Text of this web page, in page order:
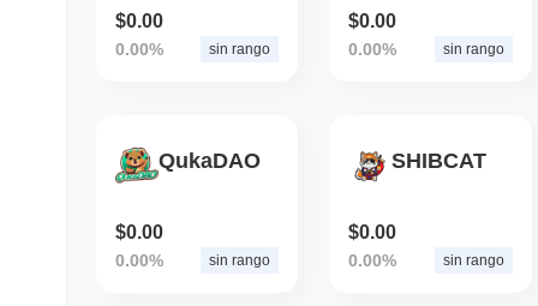
$0.00
0.00% sin rango
$0.00
0.00% sin rango
QukaDAO
$0.00
0.00% sin rango
SHIBCAT
$0.00
0.00% sin rango